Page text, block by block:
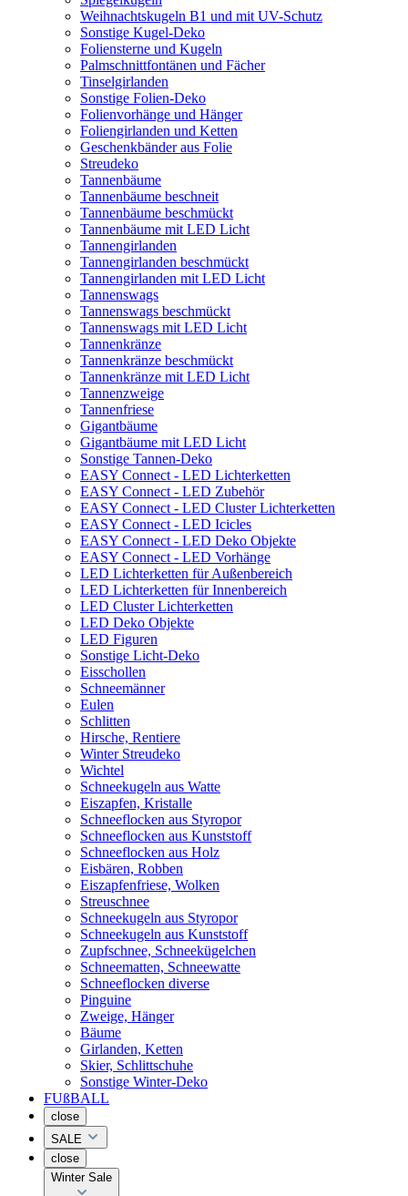
Weihnachtskugeln B1 und mit UV-Schutz
Sonstige Kugel-Deko
Foliensterne und Kugeln
Palmschnittfontänen und Fächer
Tinselgirlanden
Sonstige Folien-Deko
Folienvorhänge und Hänger
Foliengirlanden und Ketten
Geschenkbänder aus Folie
Streudeko
Tannenbäume
Tannenbäume beschneit
Tannenbäume beschmückt
Tannenbäume mit LED Licht
Tannengirlanden
Tannengirlanden beschmückt
Tannengirlanden mit LED Licht
Tannenswags
Tannenswags beschmückt
Tannenswags mit LED Licht
Tannenkränze
Tannenkränze beschmückt
Tannenkränze mit LED Licht
Tannenzweige
Tannenfriese
Gigantbäume
Gigantbäume mit LED Licht
Sonstige Tannen-Deko
EASY Connect - LED Lichterketten
EASY Connect - LED Zubehör
EASY Connect - LED Cluster Lichterketten
EASY Connect - LED Icicles
EASY Connect - LED Deko Objekte
EASY Connect - LED Vorhänge
LED Lichterketten für Außenbereich
LED Lichterketten für Innenbereich
LED Cluster Lichterketten
LED Deko Objekte
LED Figuren
Sonstige Licht-Deko
Eisschollen
Schneemänner
Eulen
Schlitten
Hirsche, Rentiere
Winter Streudeko
Wichtel
Schneekugeln aus Watte
Eiszapfen, Kristalle
Schneeflocken aus Styropor
Schneeflocken aus Kunststoff
Schneeflocken aus Holz
Eisbären, Robben
Eiszapfenfriese, Wolken
Streuschnee
Schneekugeln aus Styropor
Schneekugeln aus Kunststoff
Zupfschnee, Schneekügelchen
Schneematten, Schneewatte
Schneeflocken diverse
Pinguine
Zweige, Hänger
Bäume
Girlanden, Ketten
Skier, Schlittschuhe
Sonstige Winter-Deko
FUßBALL
close
SALE
close
Winter Sale